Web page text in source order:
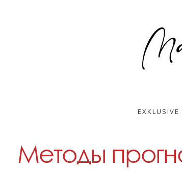
EXKLUSIVE
Методы